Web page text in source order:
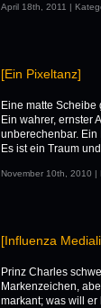
April 18th, 2011 |
[Ein Pixeltanz]
Eine matte
Ein wahrer, ernster
unberechenbar.
Es ist ein Traum
November 10th, 2010 |
[Influenza
Prinz Charles
Markenzeichen,
markant; was will